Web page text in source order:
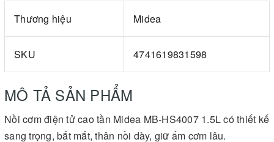
Thương hiệu Midea
SKU 4741619831598
MÔ TẢ SẢN PHẨM
Nồi cơm điện tử cao tần Midea MB-HS4007 1.5L có thiết kế
sang trọng, bắt mắt, thân nồi dày, giữ ấm cơm lâu.